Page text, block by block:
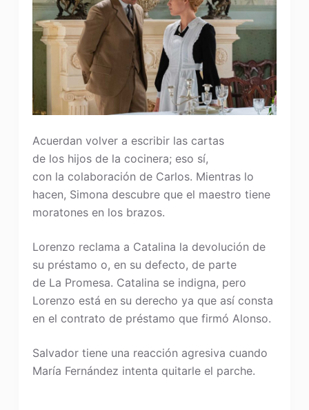
Acuerdan volver a escribir las cartas
de los hijos de la cocinera; eso sí,
con la colaboración de Carlos. Mientras lo
hacen, Simona descubre que el maestro tiene
moratones en los brazos.
Lorenzo reclama a Catalina la devolución de
su préstamo o, en su defecto, de parte
de La Promesa. Catalina se indigna, pero
Lorenzo está en su derecho ya que así consta
en el contrato de préstamo que firmó Alonso.
Salvador tiene una reacción agresiva cuando
María Fernández intenta quitarle el parche.